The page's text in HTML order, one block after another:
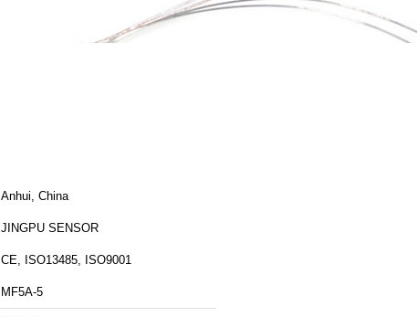
Anhui, China
JINGPU SENSOR
CE, ISO13485, ISO9001
MF5A-5